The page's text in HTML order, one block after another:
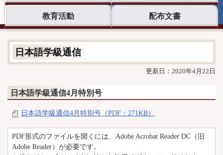
教育活動 配布文書
日本語学級通信
更新日：2020年4月22日
日本語学級通信4月特別号
日本語学級通信4月特別号（PDF：271KB）
PDF形式のファイルを開くには、Adobe Acrobat Reader DC（旧
Adobe Reader）が必要です。